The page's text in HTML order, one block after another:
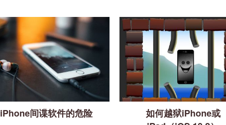
iPhone间谍软件的危险
如何越狱iPhone或